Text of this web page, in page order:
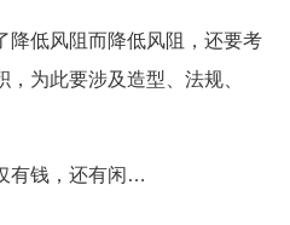
降低风阻而降低风阻，还要考
为此要涉及造型、法规、
有钱，还有闲…